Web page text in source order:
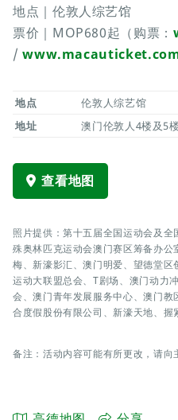
地点｜伦敦人综艺馆
票价｜MOP680起（购票：
/
地点
伦敦人综艺馆
地址
澳门伦敦人4楼及5楼
查看地图
照片提供：第十五届全国运动会及
殊奥林匹克运动会澳门赛区筹备办
梅、新濠影汇、澳门明爱、望德堂
运动大联盟总会、T剧场、澳门动力
会、澳门青年发展服务中心、澳门
合度假股份有限公司、新濠天地、握
备注：活动内容可能有所更改，请向